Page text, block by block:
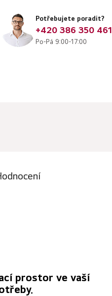
Potřebujete poradit?
+420 386 350 461
Po-Pá 9:00-17:00
prostor ve vaší